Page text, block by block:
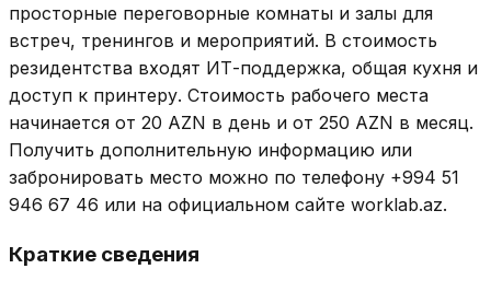
просторные переговорные комнаты и залы для
встреч, тренингов и мероприятий. В стоимость
резидентства входят ИТ-поддержка, общая кухня и
доступ к принтеру. Стоимость рабочего места
начинается от 20 AZN в день и от 250 AZN в месяц.
Получить дополнительную информацию или
забронировать место можно по телефону +994 51
946 67 46 или на официальном сайте worklab.az.
Краткие сведения